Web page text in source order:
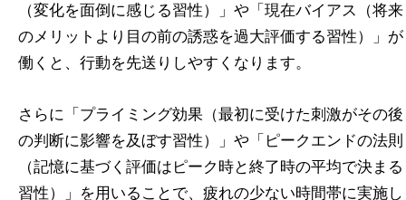
（変化を面倒に感じる習性）」や「現在バイアス（将来
のメリットより目の前の誘惑を過大評価する習性）」が
働くと、行動を先送りしやすくなります。
さらに「プライミング効果（最初に受けた刺激がその後
の判断に影響を及ぼす習性）」や「ピークエンドの法則
（記憶に基づく評価はピーク時と終了時の平均で決まる
習性）」を用いることで、疲れの少ない時間帯に実施し